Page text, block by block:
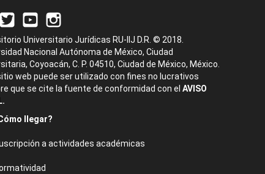
Universitario Jurídicas RU-IIJ D.R. © 2018.
Nacional Autónoma de México, Ciudad
Coyoacán, C. P. 04510, Ciudad de México, México.
web puede ser utilizado con fines no lucrativos
que se cite la fuente de conformidad con el AVISO
llegar?
a actividades académicas